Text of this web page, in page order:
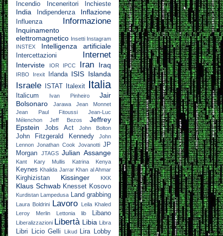
Incendio Inceneritori Inchieste
India Indipendenza Inflazione
Influenza Informazione
Inquinamento
elettromagnetico Insetti Instagram
INSTEX
Intelligenza artificiale
Intercettazioni Internet
Interviste IOR IPCC Iran Iraq
IRBO Irexit Irlanda ISIS Islanda
Israele ISTAT Italexit Italia
Italicum Ivan Pinheiro
Jair
Bolsonaro
Jarawa
Jean Monnet
Jean Paul Fitoussi
Jean-Luc
Mélenchon
Jeff Bezos
Jeffrey
Epstein
Jobs Act John Bolton
John Fitzgerald Kennedy
John
Lennon Jonathan Cook Jovanotti JP
Morgan
JTAGS Julian Assange
Kant Kary Mullis Katrina Kenya
Keynes Khalida Jarrar Khan al Ahmar
Kirghizistan Kissinger KKK
Klaus Schwab Knesset Kosovo
Kurdistan Lampedusa Land grabbing
Laura Boldrini Lavoro
Leila Khaled
Leroy Merlin
Lettonia lib Libano
Liberalizzazioni Libertà Libia Libra
Libri Licio Gelli Likud Lira Lobby